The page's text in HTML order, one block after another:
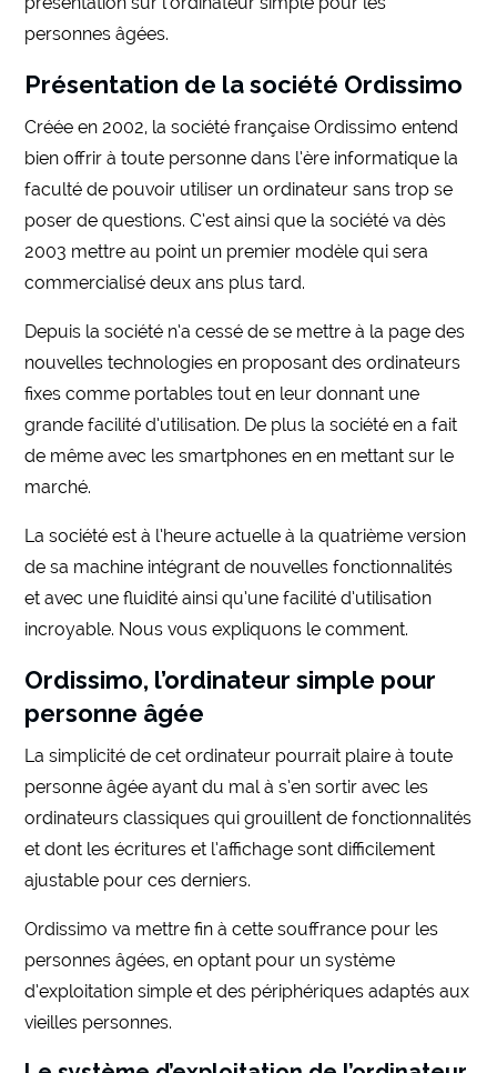
personnes âgées.
Présentation de la société Ordissimo
Créée en 2002, la société française Ordissimo entend
bien offrir à toute personne dans l’ère informatique la
faculté de pouvoir utiliser un ordinateur sans trop se
poser de questions. C’est ainsi que la société va dès
2003 mettre au point un premier modèle qui sera
commercialisé deux ans plus tard.
Depuis la société n’a cessé de se mettre à la page des
nouvelles technologies en proposant des ordinateurs
fixes comme portables tout en leur donnant une
grande facilité d’utilisation. De plus la société en a fait
de même avec les smartphones en en mettant sur le
marché.
La société est à l’heure actuelle à la quatrième version
de sa machine intégrant de nouvelles fonctionnalités
et avec une fluidité ainsi qu’une facilité d’utilisation
incroyable. Nous vous expliquons le comment.
Ordissimo, l’ordinateur simple pour
personne âgée
La simplicité de cet ordinateur pourrait plaire à toute
personne âgée ayant du mal à s’en sortir avec les
ordinateurs classiques qui grouillent de fonctionnalités
et dont les écritures et l’affichage sont difficilement
ajustable pour ces derniers.
Ordissimo va mettre fin à cette souffrance pour les
personnes âgées, en optant pour un système
d’exploitation simple et des périphériques adaptés aux
vieilles personnes.